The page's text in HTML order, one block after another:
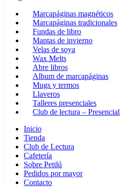
Marcapáginas magnéticos
Marcapáginas tradicionales
Fundas de libro
Mantas de invierno
Velas de soya
Wax Melts
Abre libros
Album de marcapáginas
Mugs y termos
Llaveros
Talleres presenciales
Club de lectura – Presencial
Inicio
Tienda
Club de Lectura
Cafetería
Sobre Petilú
Pedidos por mayor
Contacto